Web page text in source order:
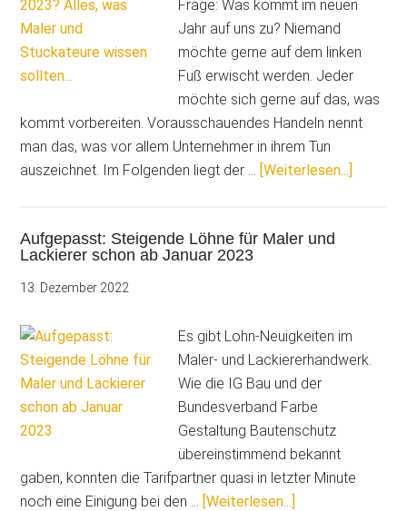
und
wissen
sollten…
Frage: Was kommt im neuen
Jahr auf uns zu? Niemand
möchte gerne auf dem linken
Fuß erwischt werden. Jeder
möchte sich gerne auf das, was
kommt vorbereiten. Vorausschauendes Handeln nennt
man das, was vor allem Unternehmer in ihrem Tun
auszeichnet. Im Folgenden liegt der … [Weiterlesen...]
und
Aufgepasst: Steigende Löhne für Maler und
Lackierer schon ab Januar 2023
13. Dezember 2022
Es gibt Lohn-Neuigkeiten im
Maler- und Lackiererhandwerk.
Wie die IG Bau und der
Bundesverband Farbe
Gestaltung Bautenschutz
übereinstimmend bekannt
gaben, konnten die Tarifpartner quasi in letzter Minute
noch eine Einigung bei den … [Weiterlesen...]